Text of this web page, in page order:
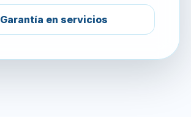
Garantía en servicios